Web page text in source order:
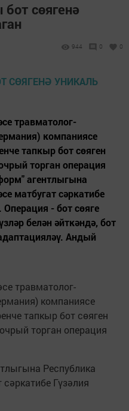
сөягенә
944 0 0
травматолог-
компаниясе
тапкыр бот сөяген
торган операция
агентлыгына
матбугат сәркатибе
- бот сөяге
белән әйткәндә, бот
Андый
травматолог-
компаниясе
тапкыр бот сөяген
торган операция
Республика
Гүзәлия